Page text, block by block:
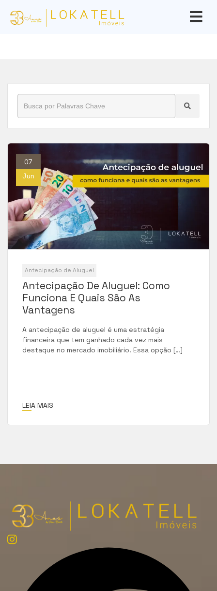
Início Blog » adiantamento de aluguel
07
Jun
Antecipação de Aluguel
Antecipação De Aluguel: Como
Funciona E Quais São As
Vantagens
A antecipação de aluguel é uma estratégia
financeira que tem ganhado cada vez mais
destaque no mercado imobiliário. Essa opção […]
LEIA MAIS